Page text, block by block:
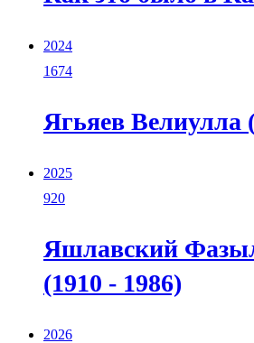
2024
1674
Ягьяев Велиулла
2025
920
Яшлавский
(1910 - 1986)
2026